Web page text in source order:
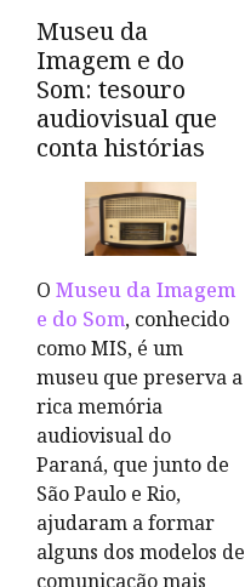
Museu da
Imagem e do
Som: tesouro
audiovisual que
conta histórias
O Museu da Imagem
e do Som, conhecido
como MIS, é um
museu que preserva a
rica memória
audiovisual do
Paraná, que junto de
São Paulo e Rio,
ajudaram a formar
alguns dos modelos de
comunicação mais